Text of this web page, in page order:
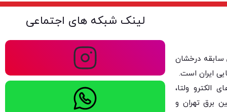
ولتا با بیش از ۴۰ سال سابقه درخشان
ایران است.
الکترو ولتا،
برق تهران و
لینک شبکه های اجتماعی